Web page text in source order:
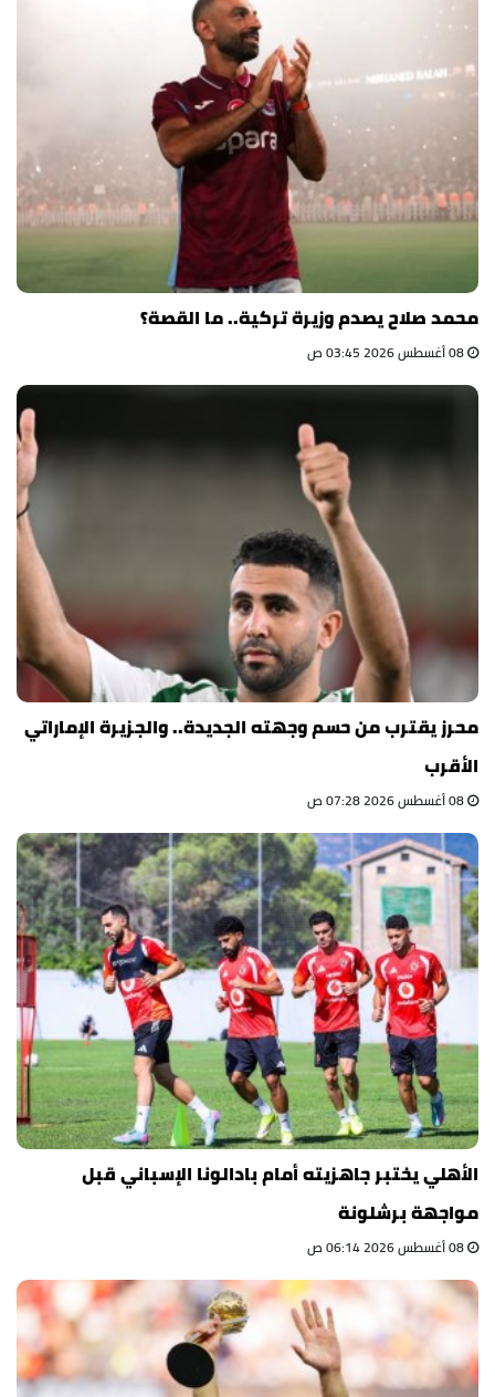
محمد صلاح يصدم وزيرة تركية.. ما القصة؟
محرز يقترب من حسم وجهته الجديدة.. والجزيرة الإماراتي
الأقرب
الأهلي يختبر جاهزيته أمام بادالونا الإسباني قبل
مواجهة برشلونة